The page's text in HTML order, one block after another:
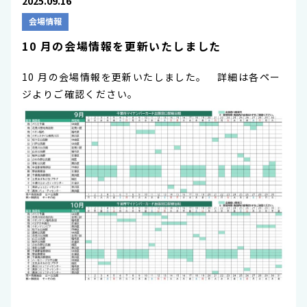
会場情報
10 月の会場情報を更新いたしました
10 月の会場情報を更新いたしました。 詳細は各ペー
ジよりご確認ください。